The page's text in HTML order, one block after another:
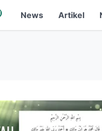
News Artikel